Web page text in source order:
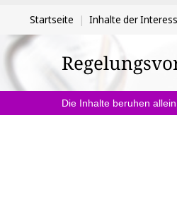
Sie
befinden
sich
hier:
Startseite Inhalte der
Die Inhalte beruhen